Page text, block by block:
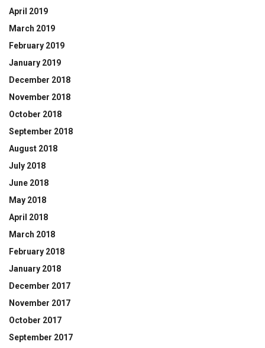
April 2019
March 2019
February 2019
January 2019
December 2018
November 2018
October 2018
September 2018
August 2018
July 2018
June 2018
May 2018
April 2018
March 2018
February 2018
January 2018
December 2017
November 2017
October 2017
September 2017